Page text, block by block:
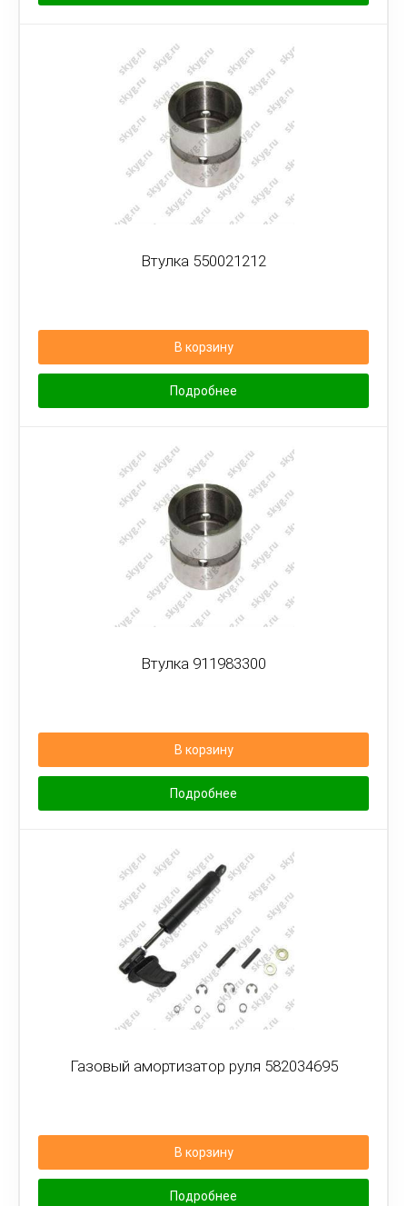
Втулка 550021212
В корзину
Подробнее
Втулка 911983300
В корзину
Подробнее
Газовый амортизатор руля 582034695
В корзину
Подробнее